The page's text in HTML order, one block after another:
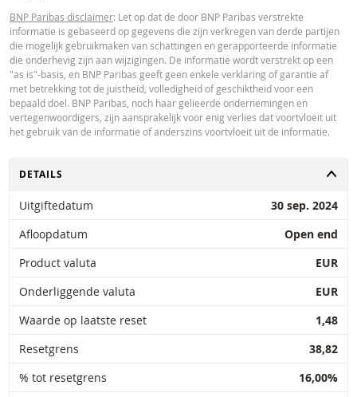
BNP Paribas disclaimer: Let op dat de door BNP Paribas verstrekte
informatie is gebaseerd op gegevens die zijn verkregen van derde partijen
die mogelijk gebruikmaken van schattingen en gerapporteerde informatie
die onderhevig zijn aan wijzigingen. De informatie wordt verstrekt op een
"as is"-basis, en BNP Paribas geeft geen enkele verklaring of garantie af
met betrekking tot de juistheid, volledigheid of geschiktheid voor een
bepaald doel. BNP Paribas, noch haar gelieerde ondernemingen en
vertegenwoordigers, zijn aansprakelijk voor enig verlies dat voortvloeit uit
het gebruik van de informatie of anderszins voortvloeit uit de informatie.
TOGGLE
DETAILS
Uitgiftedatum
30 sep. 2024
Afloopdatum
Open end
Product valuta
EUR
Onderliggende valuta
EUR
Waarde op laatste reset
1,48
Resetgrens
38,82
% tot resetgrens
16,00%